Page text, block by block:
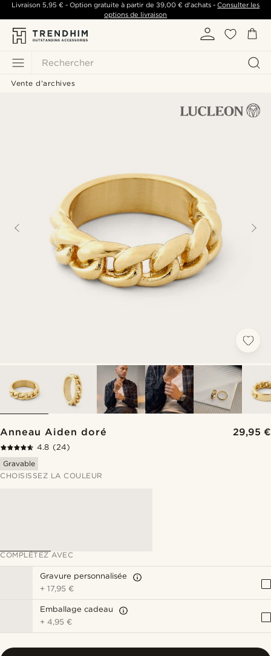
Rechercher
Livraison 5,95 €- Option gratuite à partir de 39,00 €d'achats -Consulter les
options de livraison
Vente d'archives
Anneau Aiden doré 29,95 €
4.8 (24)
Gravable
CHOISISSEZ LA COULEUR
COMPLÉTEZ AVEC
Gravure personnalisée
+17,95 €
Emballage cadeau
+4,95 €